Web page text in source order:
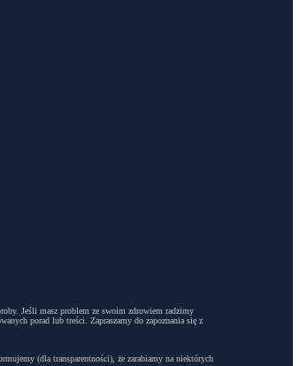
Jeśli masz problem ze swoim zdrowiem radzimy
porad lub treści. Zapraszamy do zapoznania się z
(dla transparentności), że zarabiamy na niektórych